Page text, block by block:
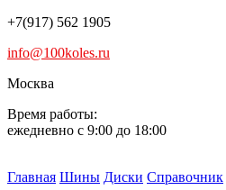
+7(917) 562 1905
info@100koles.ru
Москва
Время работы:
ежедневно с 9:00 до 18:00
Главная Шины Диски Справочник